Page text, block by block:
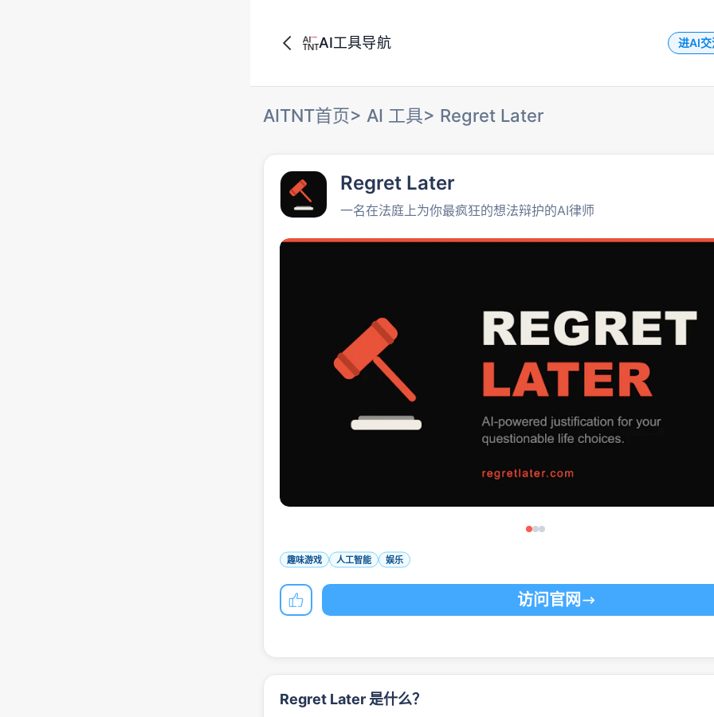
AI工具导航 进AI交
AITNT首页> AI 工具> Regret Later
Regret Later
一名在法庭上为你最疯狂的想法辩护的AI律师
趣味游戏 人工智能 娱乐
访问官网
Regret Later 是什么？